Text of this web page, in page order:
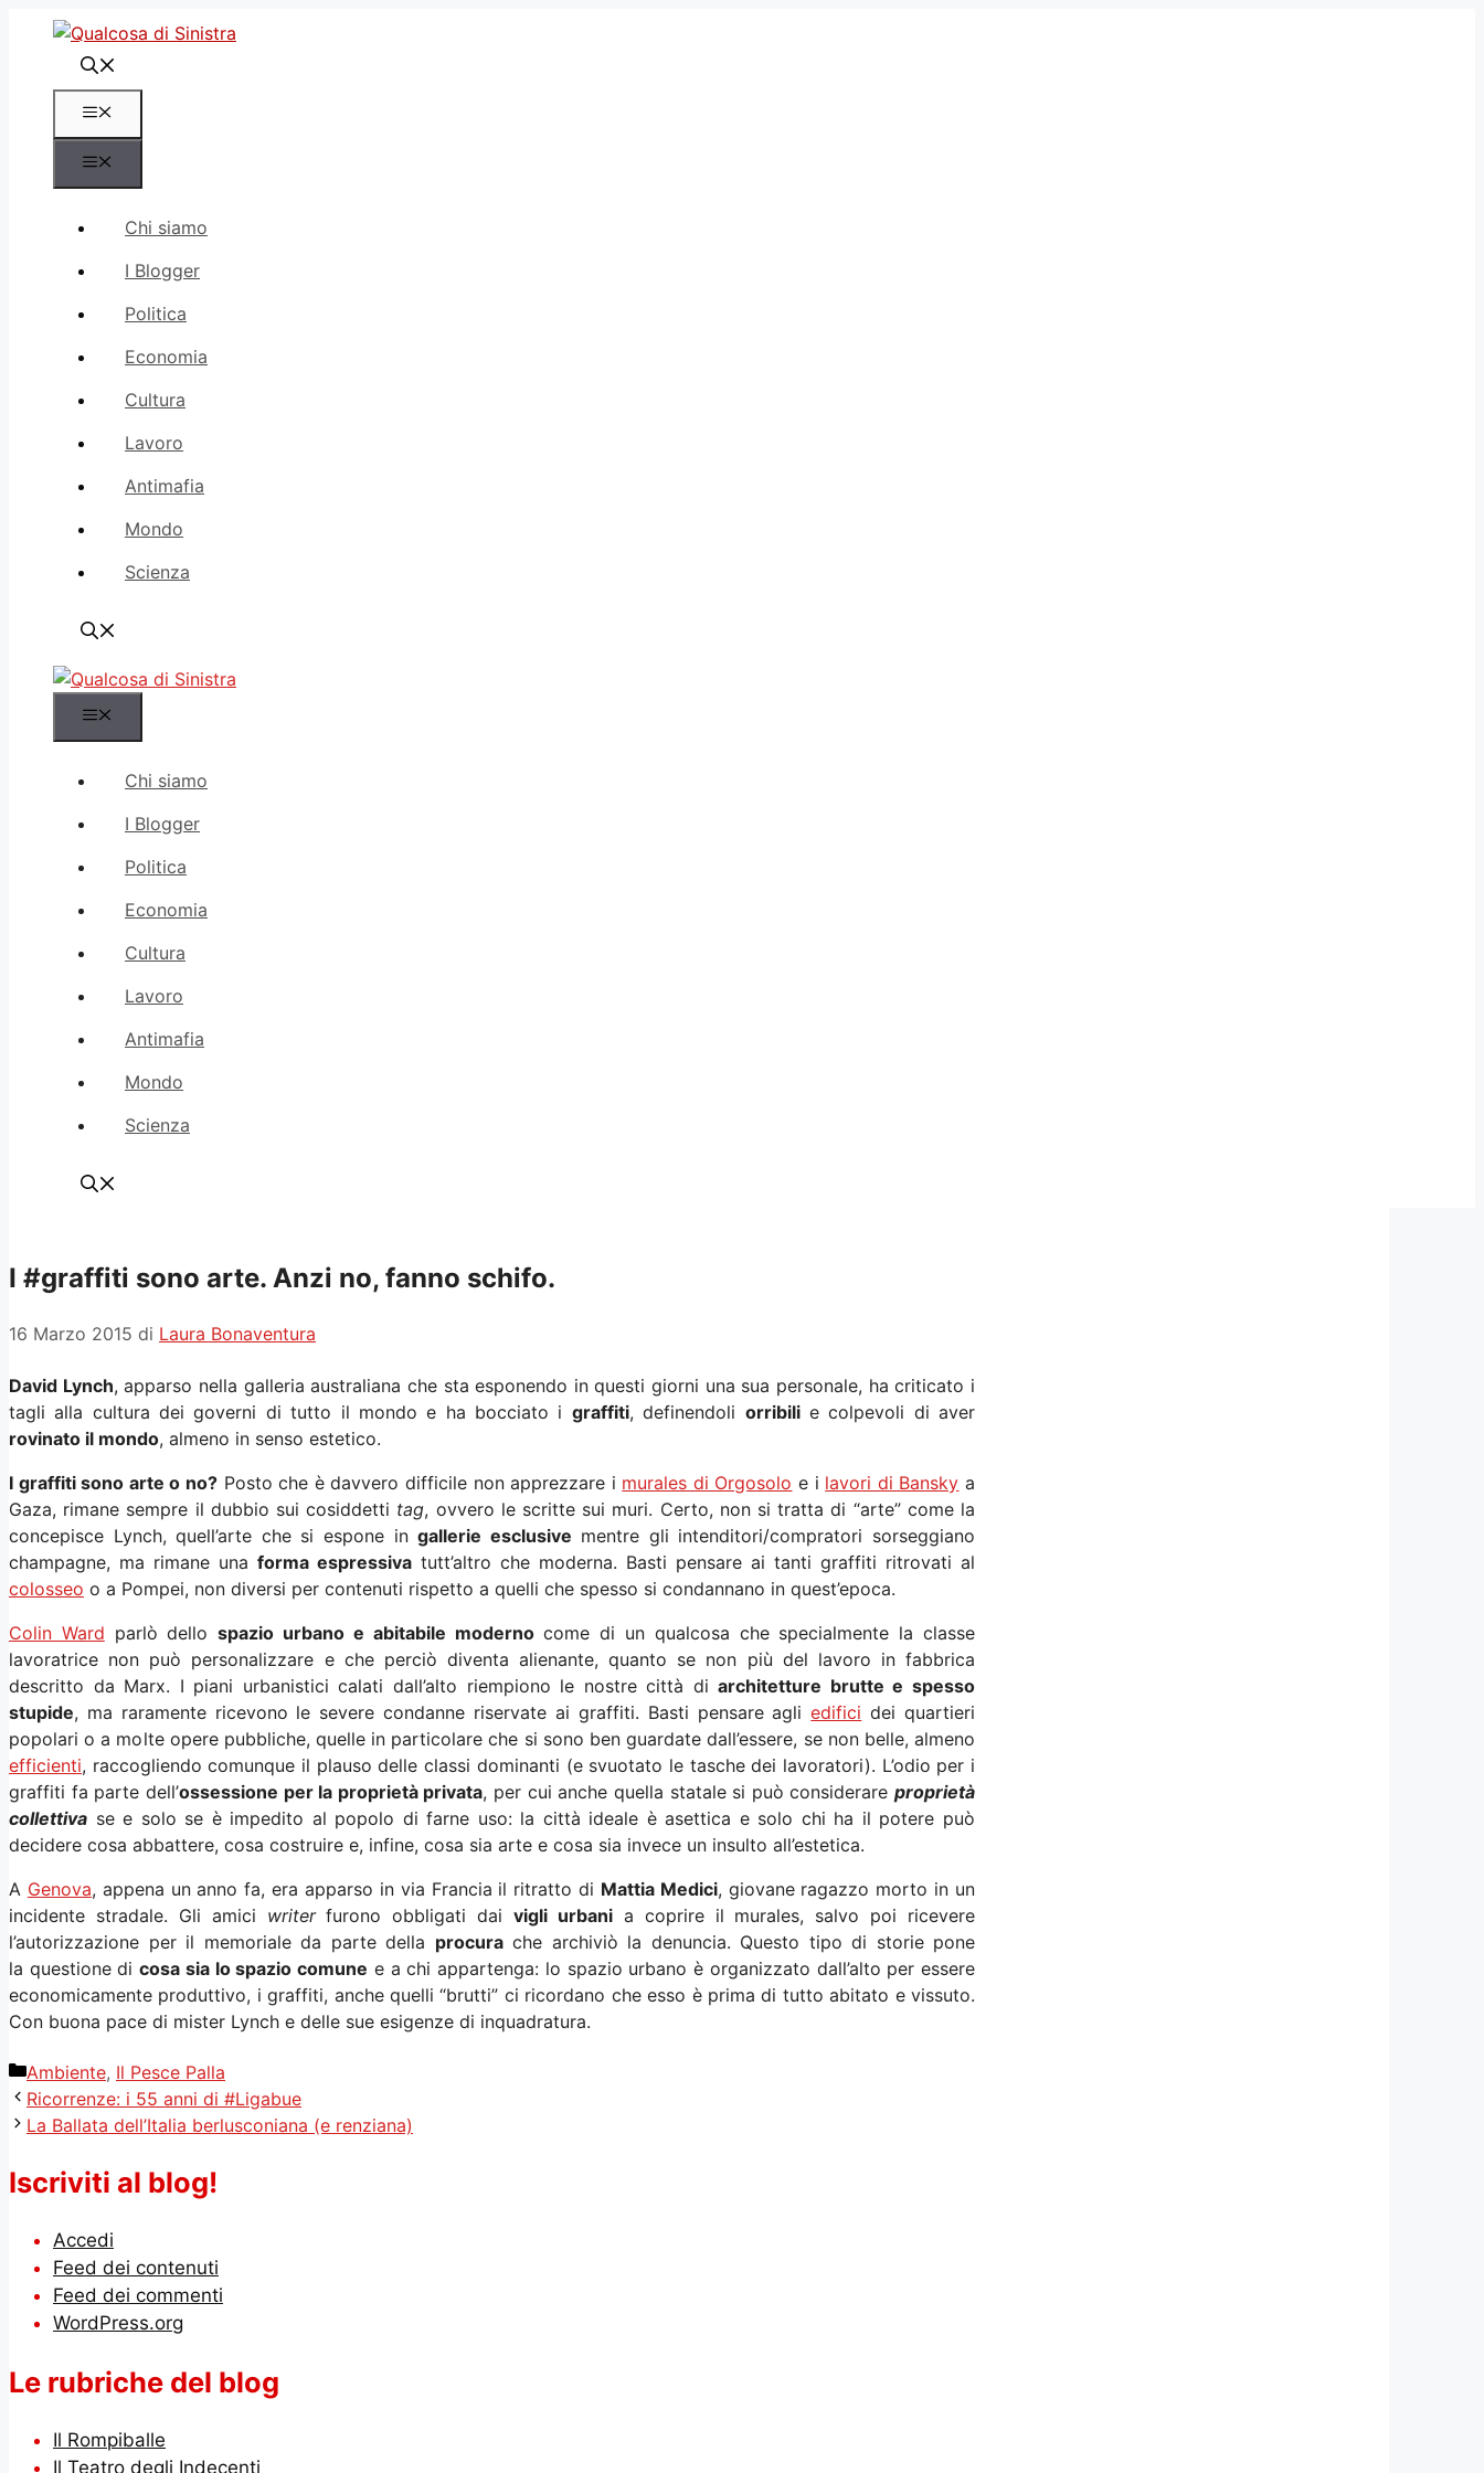
contenuto
Menu
Chi siamo
I Blogger
Politica
Economia
Cultura
Lavoro
Antimafia
Mondo
Scienza
Chi siamo
I Blogger
Politica
Economia
Cultura
Lavoro
Antimafia
Mondo
Scienza
I #graffiti sono arte. Anzi no, fanno schifo.
16 Marzo 2015 di Laura Bonaventura
David Lynch, apparso nella galleria australiana che sta esponendo in questi giorni una sua personale, ha criticato i
tagli alla cultura dei governi di tutto il mondo e ha bocciato i graffiti, definendoli orribilie colpevoli di aver
rovinato il mondo, almeno in senso estetico.
I graffiti sono arte o no?Posto che è davvero difficile non apprezzare i murales di Orgosolo e i lavori di Bansky a
Gaza, rimane sempre il dubbio sui cosiddetti tag, ovvero le scritte sui muri. Certo, non si tratta di “arte” come la
concepisce Lynch, quell’arte che si espone ingallerie esclusive mentre gli intenditori/compratori sorseggiano
champagne, ma rimane una forma espressiva tutt’altro che moderna. Basti pensare ai tanti graffiti ritrovati al
colosseo o a Pompei, non diversi per contenuti rispetto a quelli che spesso si condannano in quest’epoca.
Colin Ward parlò dellospazio urbano e abitabile modernocome di un qualcosa che specialmente la classe
lavoratrice non può personalizzare e che perciò diventa alienante, quanto se non più del lavoro in fabbrica
descritto da Marx. I piani urbanistici calati dall’alto riempiono le nostre città diarchitetture brutte e spesso
stupide, ma raramente ricevono le severe condanne riservate ai graffiti. Basti pensare agliedifici dei quartieri
popolari o a molte opere pubbliche, quelle in particolare che si sono ben guardate dall’essere, se non belle, almeno
efficienti, raccogliendo comunque il plauso delle classi dominanti (e svuotato le tasche dei lavoratori). L’odio per i
graffiti fa parte dell’ossessione per la proprietà privata, per cui anche quella statale si può considerare proprietà
collettiva se e solo se è impedito al popolo di farne uso: la città ideale è asettica e solo chi ha il potere può
decidere cosa abbattere, cosa costruire e, infine, cosa sia arte e cosa sia invece un insulto all’estetica.
A Genova, appena un anno fa, era apparso in via Francia il ritratto di Mattia Medici, giovane ragazzo morto in un
incidente stradale. Gli amici writerfurono obbligati dai vigli urbania coprire il murales, salvo poi ricevere
l’autorizzazione per il memoriale da parte della procurache archiviò la denuncia. Questo tipo di storie pone
la questione dicosa sia lo spazio comune e a chi appartenga: lo spazio urbano è organizzato dall’alto per essere
economicamente produttivo, i graffiti, anche quelli “brutti” ci ricordano che esso è prima di tutto abitato e vissuto.
Con buona pace di mister Lynch e delle sue esigenze di inquadratura.
Categorie
Ambiente, Il Pesce Palla
Ricorrenze: i 55 anni di #Ligabue
La Ballata dell’Italia berlusconiana (e renziana)
Iscriviti al blog!
Accedi
Feed dei contenuti
Feed dei commenti
WordPress.org
Le rubriche del blog
Il Rompiballe
Il Teatro degli Indecenti